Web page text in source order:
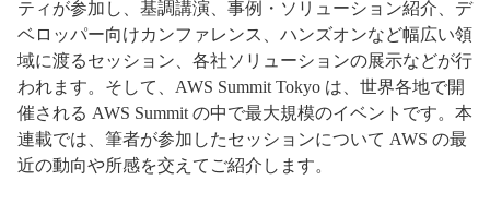
ティが参加し、基調講演、事例・ソリューション紹介、デ
ベロッパー向けカンファレンス、ハンズオンなど幅広い領
域に渡るセッション、各社ソリューションの展示などが行
われます。そして、AWS Summit Tokyo は、世界各地で開
催される AWS Summit の中で最大規模のイベントです。本
連載では、筆者が参加したセッションについて AWS の最
近の動向や所感を交えてご紹介します。